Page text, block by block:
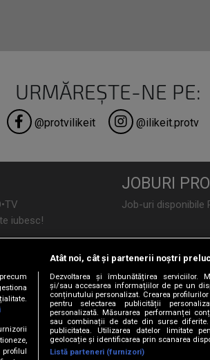
URMĂREȘTE-NE PE:
@protvilikeit @ilikeit.protv
iubesc!
JOBURI PRO
Job-uri disponibile
LIFESTYLE
Doctor de Bine
Acasă
Acasă Gold
Perfecte
DeBărbați
Foodstory
profilul
Atât noi, cât și partenerii noștri
Dezvoltarea și îmbunătățirea serviciilor.
și/sau accesarea informațiilor de pe un
conținutului personalizat. Crearea
pentru selectarea publicității
personalizată. Măsurarea performanței
sau combinații de date din surse
publicitatea. Utilizarea datelor limitate
geolocație și identificarea prin scanarea
Listă parteneri (furnizori)